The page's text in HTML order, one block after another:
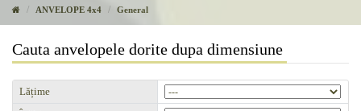
ANVELOPE 4x4 General
Cauta anvelopele dorite dupa dimensiune
Lățime